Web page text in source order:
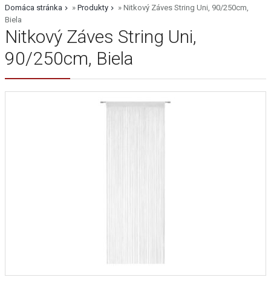
Domáca stránka » Produkty » Nitkový Záves String Uni, 90/250cm,
Biela
Nitkový Záves String Uni,
90/250cm, Biela